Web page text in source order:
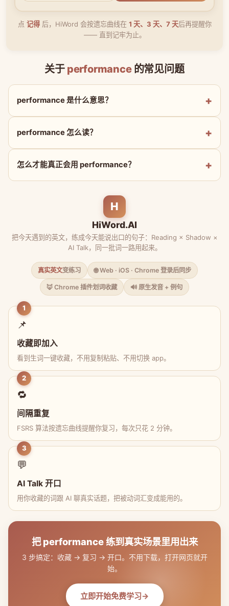
点 记得后，HiWord 会按遗忘曲线在 1 天、3 天、7 天后再提醒你
—— 直到记牢为止。
关于 performance的常见问题
performance 是什么意思？
performance 怎么读？
怎么才能真正会用 performance？
H
HiWord.AI
把今天遇到的英文，练成今天能说出口的句子：Reading × Shadow ×
AI Talk，同一批词一路用起来。
真实英文变练习 🌐 Web · iOS · Chrome 登录后同步
🦊 Chrome 插件划词收藏 🔊 原生发音 + 例句
1
📌
收藏即加入
看到生词一键收藏，不用复制粘贴、不用切换 app。
2
🔁
间隔重复
FSRS 算法按遗忘曲线提醒你复习，每次只花 2 分钟。
3
💬
AI Talk 开口
用你收藏的词跟 AI 聊真实话题，把被动词汇变成能用的。
把 performance 练到真实场景里用出来
3 步搞定：收藏 → 复习 → 开口。不用下载，打开网页就开
始。
立即开始免费学习